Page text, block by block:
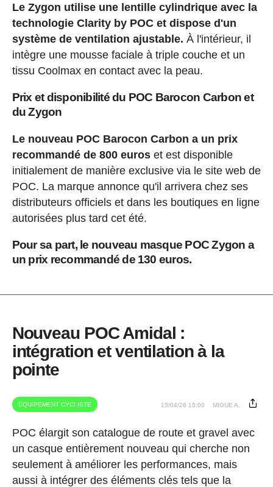
Le Zygon utilise une lentille cylindrique avec la
technologie Clarity by POC et dispose d'un
système de ventilation ajustable. À l'intérieur, il
intègre une mousse faciale à triple couche et un
tissu Coolmax en contact avec la peau.
Prix et disponibilité du POC Barocon Carbon et
du Zygon
Le nouveau POC Barocon Carbon a un prix
recommandé de 800 euroset est disponible
initialement de manière exclusive via le site web de
POC. La marque annonce qu'il arrivera chez ses
distributeurs officiels et dans les boutiques en ligne
autorisées plus tard cet été.
Pour sa part, le nouveau masque POC Zygon a
un prix recommandé de 130 euros.
Nouveau POC Amidal :
intégration et ventilation à la
pointe
ÉQUIPEMENT CYCLISTE 15/04/26 15:00 MIGUE A.
POC élargit son catalogue de route et gravel avec
un casque entièrement nouveau qui cherche non
seulement à améliorer les performances, mais
aussi à intégrer des éléments clés tels que la